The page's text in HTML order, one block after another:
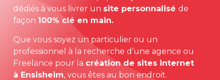
dédiés à vous livrer un site personnaliséde
façon 100% clé en main.
Que vous soyez un particulier ou un
professionnel à la recherche d’une agence ou
Freelance pour la création de sites internet
à Ensisheim, vous êtes au bon endroit.